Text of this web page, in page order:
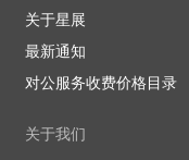
关于星展
最新通知
对公服务收费价格目录
关于我们